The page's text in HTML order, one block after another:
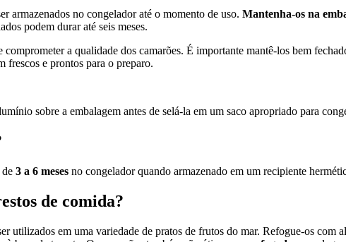
armazenados no congelador até o momento de uso. Mantenha-os na
podem durar até seis meses.
a qualidade dos camarões. É importante mantê-los bem
frescos e prontos para o preparo.
sobre a embalagem antes de selá-la em um saco apropriado para
3 a 6 meses no congelador quando armazenado em um recipiente
de comida?
utilizados em uma variedade de pratos de frutos do mar. Refogue-os